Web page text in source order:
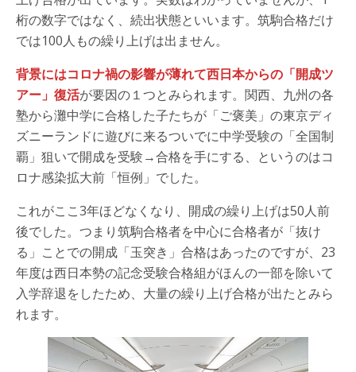
桁の数字ではなく、続出状態といいます。筑駒合格だけ
では100人もの繰り上げは出ません。
背景にはコロナ禍の影響が薄れて西日本からの「開成ツ
アー」復活が要因の１つとみられます。関西、九州の各
塾から灘中学に合格した子たちが「ご褒美」の東京ディ
ズニーランドに遊びに来るついでに中学受験の「全国制
覇」狙いで開成を受験→合格を手にする、というのはコ
ロナ感染拡大前「恒例」でした。
これがここ3年ほどなくなり、開成の繰り上げは50人前
後でした。つまり筑駒合格者を中心に合格者が「抜け
る」ことでの開成「玉突き」合格はあったのですが、23
年度は西日本勢の記念受験合格組がほんの一部を除いて
入学辞退をしたため、大量の繰り上げ合格が出たとみら
れます。